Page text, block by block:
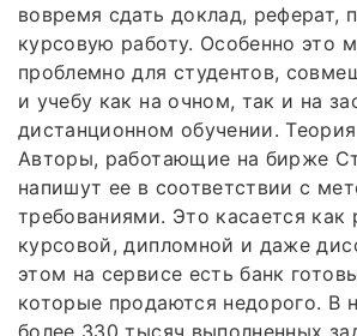
вовремя сдать доклад, реферат,
курсовую работу. Особенно это
проблемно для студентов,
и учебу как на очном, так и на
дистанционном обучении.
Авторы, работающие на бирже
напишут ее в соответствии с
требованиями. Это касается как
курсовой, дипломной и даже
этом на сервисе есть банк
которые продаются недорого. В
более 330 тысяч выполненных